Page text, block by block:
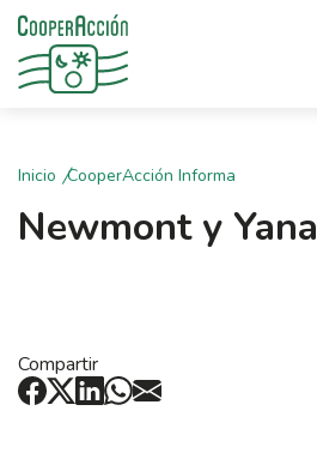
Inicio CooperAcción Informa
Newmont y
Compartir